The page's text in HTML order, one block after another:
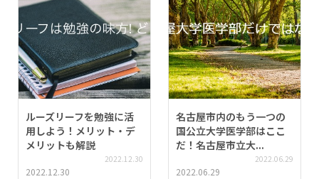
ルーズリーフを勉強に活
用しよう！メリット・デ
メリットも解説
2022.12.30
2022.12.30
名古屋市内のもう一つの
国公立大学医学部はここ
だ！名古屋市立大...
2022.06.29
2022.06.29